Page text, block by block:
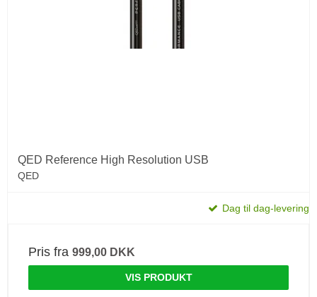
QED Reference High Resolution USB
QED
Dag til dag-levering
Pris fra 999,00 DKK
VIS PRODUKT